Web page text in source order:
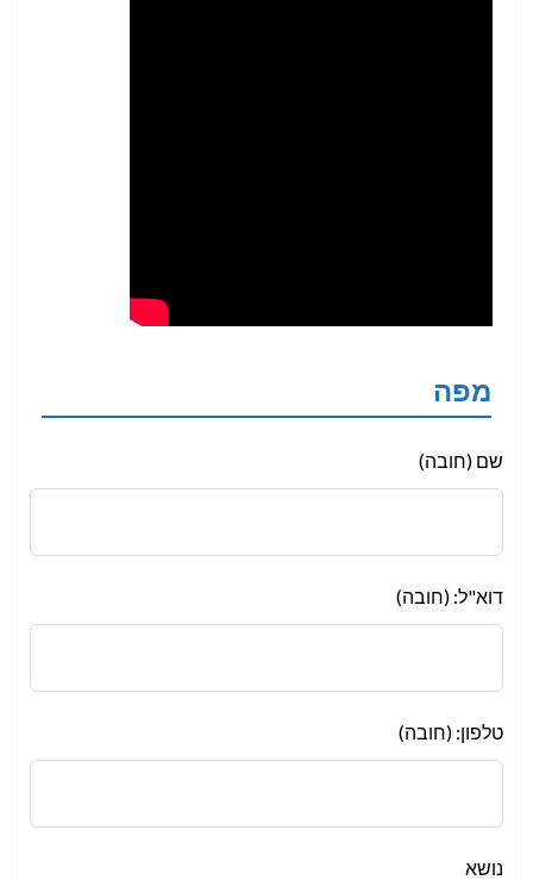
מפה
Leave
שם (חובה)
דוא"ל: (חובה)
טלפון: (חובה)
נושא